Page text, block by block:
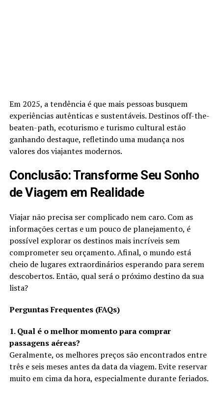
Em 2025, a tendência é que mais pessoas busquem
experiências autênticas e sustentáveis. Destinos off-the-
beaten-path, ecoturismo e turismo cultural estão
ganhando destaque, refletindo uma mudança nos
valores dos viajantes modernos.
Conclusão: Transforme Seu Sonho
de Viagem em Realidade
Viajar não precisa ser complicado nem caro. Com as
informações certas e um pouco de planejamento, é
possível explorar os destinos mais incríveis sem
comprometer seu orçamento. Afinal, o mundo está
cheio de lugares extraordinários esperando para serem
descobertos. Então, qual será o próximo destino da sua
lista?
Perguntas Frequentes (FAQs)
1. Qual é o melhor momento para comprar
passagens aéreas?
Geralmente, os melhores preços são encontrados entre
três e seis meses antes da data da viagem. Evite reservar
muito em cima da hora, especialmente durante feriados.